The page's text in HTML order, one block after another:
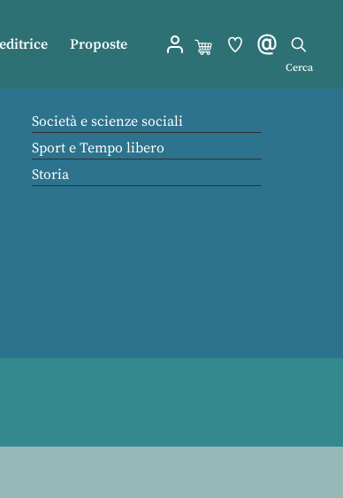
Proposte
Cerca
Società e scienze sociali
Sport e Tempo libero
Storia